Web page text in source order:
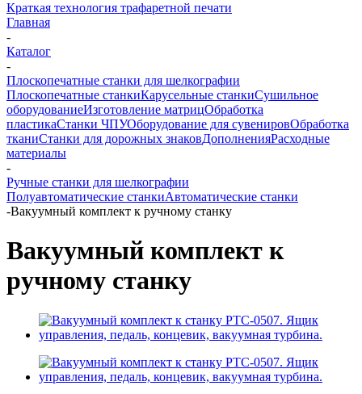
Краткая технология трафаретной печати
Главная
-
Каталог
-
Плоскопечатные станки для шелкографии
Плоскопечатные станкиКарусельные станкиСушильное
оборудованиеИзготовление матрицОбработка
пластикаСтанки ЧПУОборудование для сувенировОбработка
тканиСтанки для дорожных знаковДополненияРасходные
материалы
-
Ручные станки для шелкографии
Полуавтоматические станкиАвтоматические станки
-Вакуумный комплект к ручному станку
Вакуумный комплект к
ручному станку